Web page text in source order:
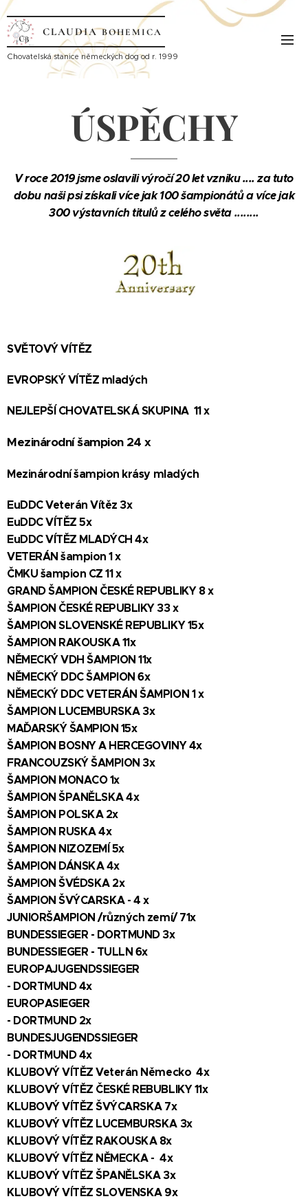
CLAUDIABOHEMICA
Chovatelská stanice německých dog od r. 1999
ÚSPĚCHY
Vroce2019 jsme oslavili výročí 20 let vzniku .... za tuto
dobu naši psi získali více jak 100 šampionátů a více jak
300 výstavních titulů z celého světa........
SVĚTOVÝ VÍTĚZ
EVROPSKÝ VÍTĚZ mladých
NEJLEPŠÍ CHOVATELSKÁ SKUPINA 11 x
Mezinárodní šampion 24 x
Mezinárodní šampion krásy mladých
EuDDC Veterán Vítěz 3x
EuDDC VÍTĚZ 5x
EuDDC VÍTĚZ MLADÝCH 4x
VETERÁN šampion 1 x
ČMKU šampion CZ 11 x
GRAND ŠAMPION ČESKÉ REPUBLIKY 8 x
ŠAMPION ČESKÉ REPUBLIKY 33 x
ŠAMPION SLOVENSKÉ REPUBLIKY 15x
ŠAMPION RAKOUSKA 11x
NĚMECKÝ VDH ŠAMPION 11x
NĚMECKÝ DDC ŠAMPION 6x
NĚMECKÝ DDC VETERÁN ŠAMPION 1 x
ŠAMPION LUCEMBURSKA 3x
MAĎARSKÝ ŠAMPION 15x
ŠAMPION BOSNY A HERCEGOVINY 4x
FRANCOUZSKÝ ŠAMPION 3x
ŠAMPION MONACO 1x
ŠAMPION ŠPANĚLSKA 4x
ŠAMPION POLSKA 2x
ŠAMPION RUSKA 4x
ŠAMPION NIZOZEMÍ 5x
ŠAMPION DÁNSKA 4x
ŠAMPION ŠVÉDSKA 2x
ŠAMPION ŠVÝCARSKA - 4 x
JUNIORŠAMPION /různých zemí/ 71x
BUNDESSIEGER - DORTMUND 3x
BUNDESSIEGER - TULLN 6x
EUROPAJUGENDSSIEGER
- DORTMUND 4x
EUROPASIEGER
- DORTMUND 2x
BUNDESJUGENDSSIEGER
- DORTMUND 4x
KLUBOVÝ VÍTĚZ Veterán Německo 4x
KLUBOVÝ VÍTĚZ ČESKÉ REBUBLIKY 11x
KLUBOVÝ VÍTĚZ ŠVÝCARSKA 7x
KLUBOVÝ VÍTĚZ LUCEMBURSKA 3x
KLUBOVÝ VÍTĚZ RAKOUSKA 8x
KLUBOVÝ VÍTĚZ NĚMECKA - 4x
KLUBOVÝ VÍTĚZ ŠPANĚLSKA 3x
KLUBOVÝ VÍTĚZ SLOVENSKA 9x